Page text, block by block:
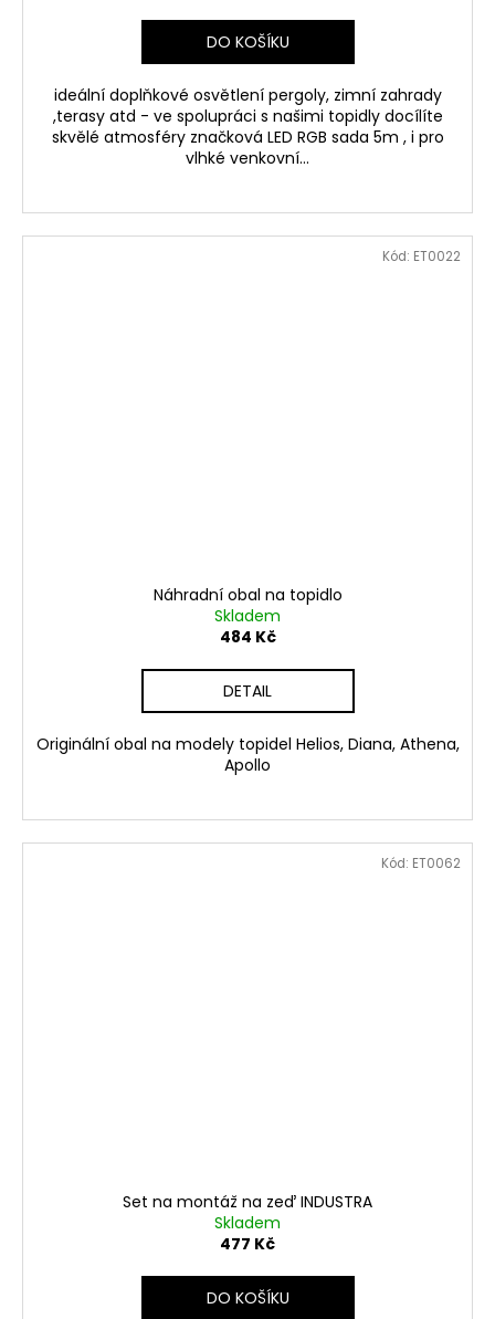
DO KOŠÍKU
ideální doplňkové osvětlení pergoly, zimní zahrady
,terasy atd - ve spolupráci s našimi topidly docílíte
skvělé atmosféry značková LED RGB sada 5m , i pro
vlhké venkovní...
Náhradní obal na topidlo
Skladem
484 Kč
DETAIL
Originální obal na modely topidel Helios, Diana, Athena,
Apollo
Kód: ET0022
Set na montáž na zeď INDUSTRA
Skladem
477 Kč
DO KOŠÍKU
Kód: ET0062